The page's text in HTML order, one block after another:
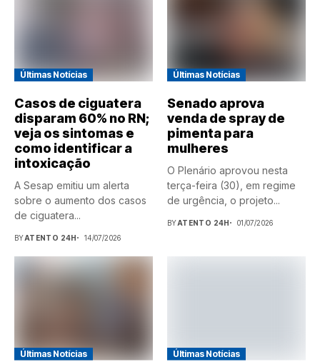
Últimas Notícias
Casos de ciguatera
disparam 60% no RN;
veja os sintomas e
como identificar a
intoxicação
A Sesap emitiu um alerta
sobre o aumento dos casos
de ciguatera...
BYATENTO 24H 14/07/2026
Últimas Notícias
Senado aprova
venda de spray de
pimenta para
mulheres
O Plenário aprovou nesta
terça-feira (30), em regime
de urgência, o projeto...
BYATENTO 24H 01/07/2026
Últimas Notícias Últimas Notícias